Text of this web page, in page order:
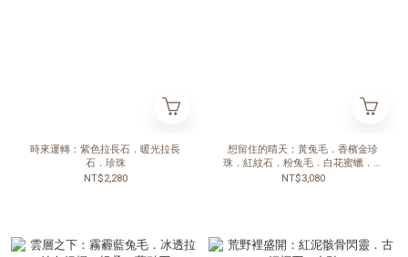
時來運轉：紫色拉長石．暖光拉長
石．珍珠
NT$2,280
想留住的晴天：黃兔毛．香檳金珍
珠．紅紋石．粉兔毛．白花蜜蠟．黃
水晶
NT$3,080